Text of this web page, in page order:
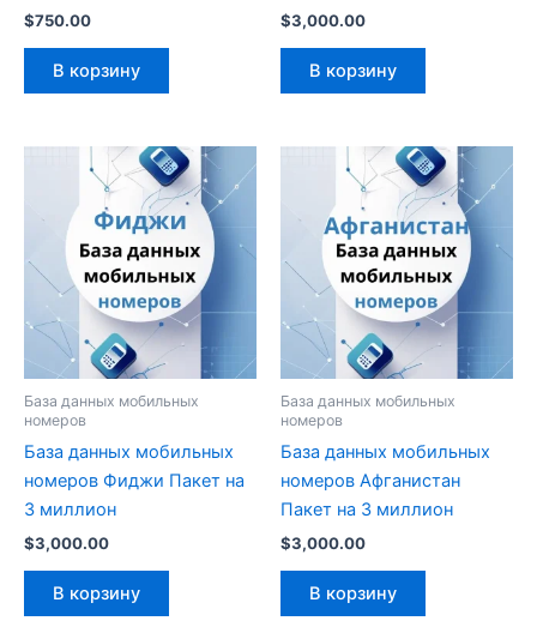
$750.00
В корзину
$3,000.00
В корзину
База данных мобильных
номеров
База данных мобильных
номеров Фиджи Пакет на
3 миллион
$3,000.00
В корзину
База данных мобильных
номеров
База данных мобильных
номеров Афганистан
Пакет на 3 миллион
$3,000.00
В корзину